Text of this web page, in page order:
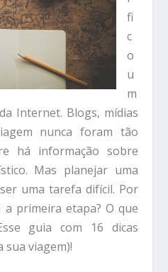
fi
c
o
u
m
Internet. Blogs, mídias
nunca foram tão
há informação sobre
Mas planejar uma
uma tarefa difícil. Por
a primeira etapa? O que
guia com 16 dicas
sua viagem)!